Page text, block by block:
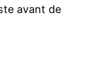
avant de